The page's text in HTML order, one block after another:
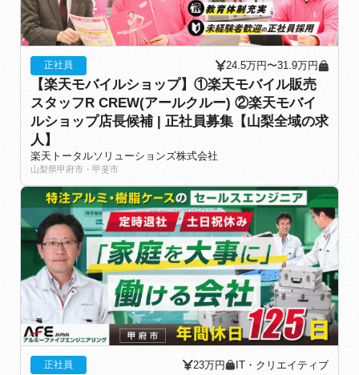
正社員 24.5万円〜31.9万円
【楽天モバイルショップ】①楽天モバイル販売
スタッフR CREW(アールクルー) ②楽天モバイ
ルショップ店長候補 | 正社員募集【山梨全域の求
人】
楽天トータルソリューションズ株式会社
山梨県甲府市・甲斐市
正社員 23万円 IT・クリエイティブ